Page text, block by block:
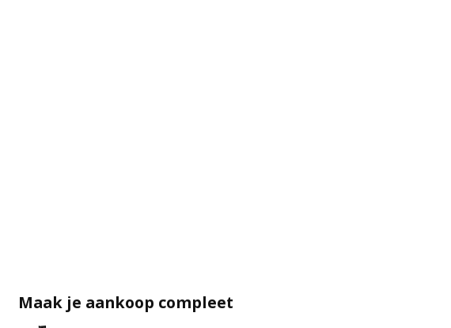
Maak je aankoop compleet